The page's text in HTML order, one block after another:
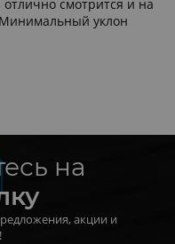
отлично смотрится и на
уклон
на
акции и